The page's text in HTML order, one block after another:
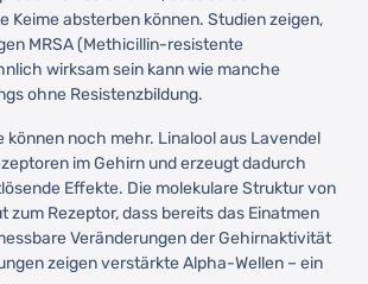
Keime absterben können. Studien zeigen,
MRSA (Methicillin-resistente
wirksam sein kann wie manche
ohne Resistenzbildung.
können noch mehr. Linalool aus Lavendel
im Gehirn und erzeugt dadurch
Effekte. Die molekulare Struktur von
zum Rezeptor, dass bereits das Einatmen
Veränderungen der Gehirnaktivität
zeigen verstärkte Alpha-Wellen – ein